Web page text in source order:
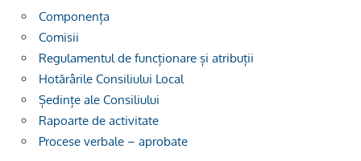
Componența
Comisii
Regulamentul de funcționare și atribuții
Hotărârile Consiliului Local
Ședințe ale Consiliului
Rapoarte de activitate
Procese verbale – aprobate